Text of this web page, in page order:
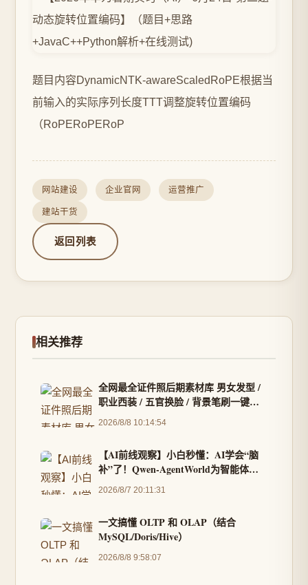
题目内容DynamicNTK-awareScaledRoPE根据当
前输入的实际序列长度TTT调整旋转位置编码
（RoPERoPERoP
网站建设 企业官网 运营推广
建站干货
返回列表
相关推荐
全网最全证件照后期素材库 男女发型 /
职业西装 / 五官换脸 / 背景笔刷一键套
用
2026/8/8 10:14:54
【AI前线观察】小白秒懂：AI学会“脑
补”了！Qwen-AgentWorld为智能体打
造“脑内沙盘”
2026/8/7 20:11:31
一文搞懂 OLTP 和 OLAP（结合
MySQL/Doris/Hive）
2026/8/8 9:58:07